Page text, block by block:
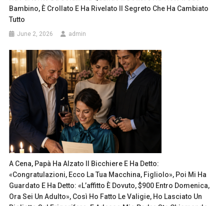
Bambino, È Crollato E Ha Rivelato Il Segreto Che Ha Cambiato
Tutto
June 2, 2026 admin
A Cena, Papà Ha Alzato Il Bicchiere E Ha Detto:
«Congratulazioni, Ecco La Tua Macchina, Figliolo», Poi Mi Ha
Guardato E Ha Detto: «L’affitto È Dovuto, $900 Entro Domenica,
Ora Sei Un Adulto», Così Ho Fatto Le Valigie, Ho Lasciato Un